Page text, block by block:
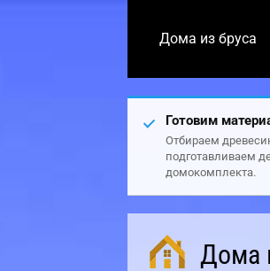
Дома из бруса
Готовим
Отбираем
подготавливаем
домокомплекта.
Дома